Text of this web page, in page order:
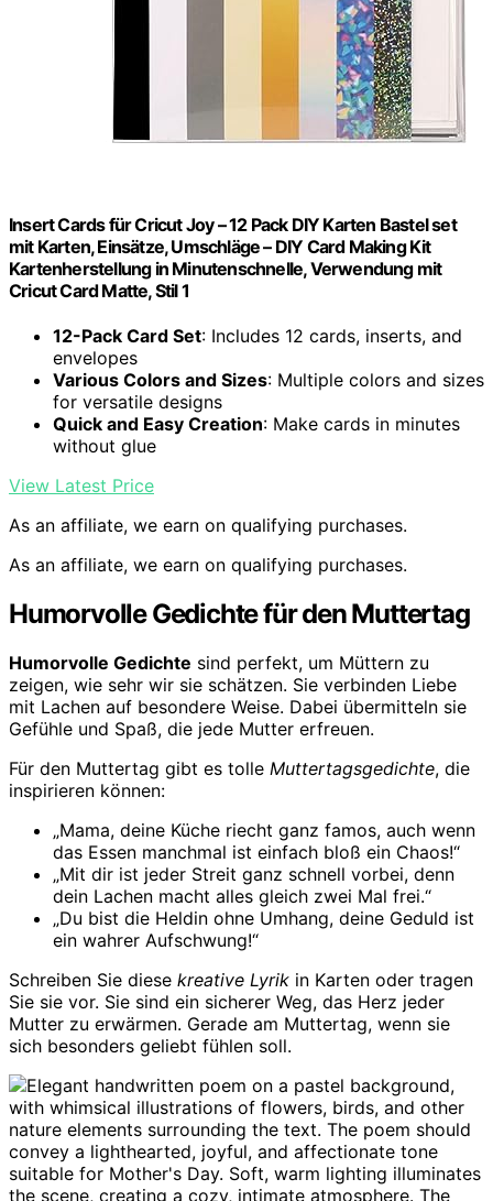
Insert Cards für Cricut Joy – 12 Pack DIY Karten Bastel set
mit Karten, Einsätze, Umschläge – DIY Card Making Kit
Kartenherstellung in Minutenschnelle, Verwendung mit
Cricut Card Matte, Stil 1
12-Pack Card Set: Includes 12 cards, inserts, and
envelopes
Various Colors and Sizes: Multiple colors and sizes
for versatile designs
Quick and Easy Creation: Make cards in minutes
without glue
View Latest Price
As an affiliate, we earn on qualifying purchases.
As an affiliate, we earn on qualifying purchases.
Humorvolle Gedichte für den Muttertag
Humorvolle Gedichte sind perfekt, um Müttern zu
zeigen, wie sehr wir sie schätzen. Sie verbinden Liebe
mit Lachen auf besondere Weise. Dabei übermitteln sie
Gefühle und Spaß, die jede Mutter erfreuen.
Für den Muttertag gibt es tolle Muttertagsgedichte, die
inspirieren können:
„Mama, deine Küche riecht ganz famos, auch wenn
das Essen manchmal ist einfach bloß ein Chaos!“
„Mit dir ist jeder Streit ganz schnell vorbei, denn
dein Lachen macht alles gleich zwei Mal frei.“
„Du bist die Heldin ohne Umhang, deine Geduld ist
ein wahrer Aufschwung!“
Schreiben Sie diese kreative Lyrik in Karten oder tragen
Sie sie vor. Sie sind ein sicherer Weg, das Herz jeder
Mutter zu erwärmen. Gerade am Muttertag, wenn sie
sich besonders geliebt fühlen soll.